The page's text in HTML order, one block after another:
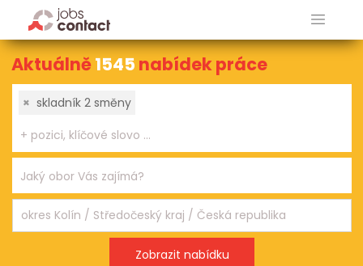
Aktuálně1545 nabídek práce
× skladník 2 směny